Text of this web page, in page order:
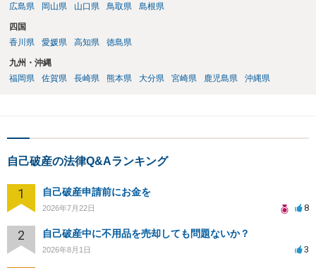
広島県
岡山県 山口県 鳥取県 島根県
四国
香川県
愛媛県 高知県 徳島県
九州・沖縄
福岡県
佐賀県 長崎県 熊本県 大分県 宮崎県 鹿児島県 沖縄県
自己破産の法律Q&Aランキング
1 自己破産申請前にお金を
2026年7月22日 8
2 自己破産中に不用品を売却しても問題ないか？
2026年8月1日 3